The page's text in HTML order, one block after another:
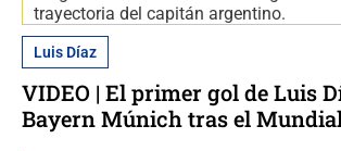
trayectoria del capitán argentino.
Luis Díaz
VIDEO | El primer gol de Luis
Bayern Múnich tras el